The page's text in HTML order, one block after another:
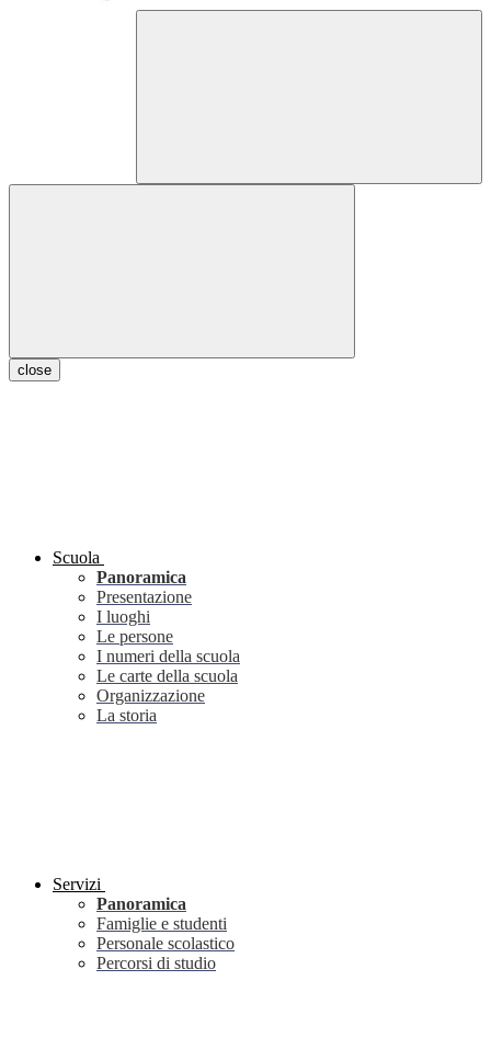
close
Scuola
Panoramica
Presentazione
I luoghi
Le persone
I numeri della scuola
Le carte della scuola
Organizzazione
La storia
Servizi
Panoramica
Famiglie e studenti
Personale scolastico
Percorsi di studio